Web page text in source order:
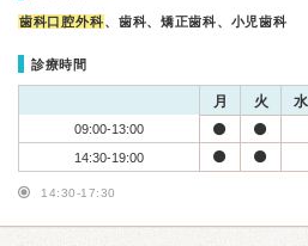
歯科口腔外科、歯科、矯正歯科、小児歯科
診療時間
月 火 水
09:00-13:00
14:30-19:00
14:30-17:30